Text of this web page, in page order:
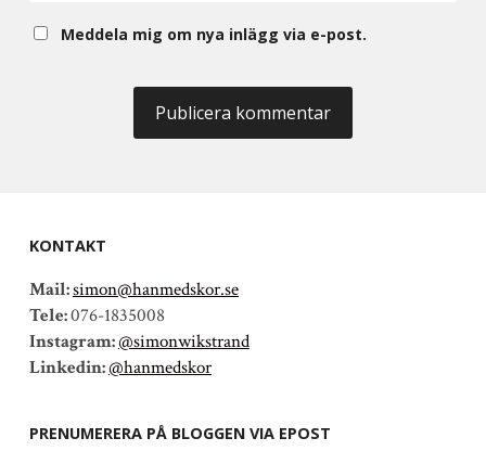
Meddela mig om nya inlägg via e-post.
KONTAKT
Mail:simon@hanmedskor.se
Tele:076-1835008
Instagram:@simonwikstrand
Linkedin:@hanmedskor
PRENUMERERA PÅ BLOGGEN VIA EPOST